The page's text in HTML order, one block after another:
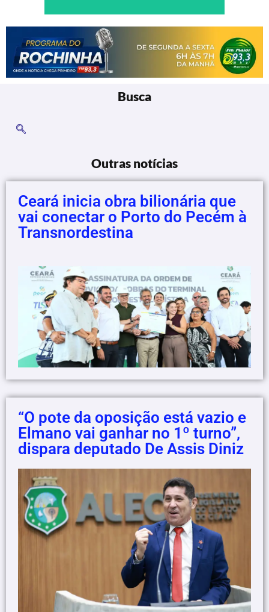
Busca
Outras notícias
Ceará inicia obra bilionária que
vai conectar o Porto do Pecém à
Transnordestina
“O pote da oposição está vazio e
Elmano vai ganhar no 1º turno”,
dispara deputado De Assis Diniz